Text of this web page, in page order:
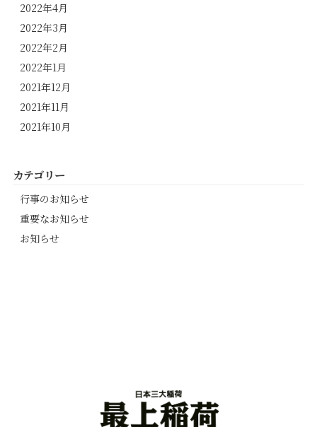
2022年4月
2022年3月
2022年2月
2022年1月
2021年12月
2021年11月
2021年10月
カテゴリー
行事のお知らせ
重要なお知らせ
お知らせ